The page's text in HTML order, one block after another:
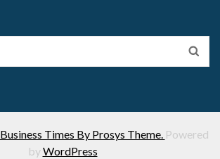
Business Times By Prosys Theme. Powered
byWordPress